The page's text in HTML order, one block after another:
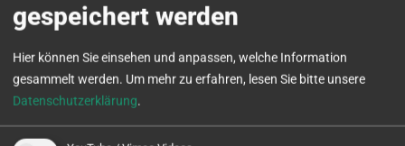
gespeichert werden
Hier können Sie einsehen und anpassen, welche Information
gesammelt werden. Um mehr zu erfahren, lesen Sie bitte unsere
Datenschutzerklärung.